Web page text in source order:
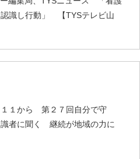
識し行動」 【TYSテレビ山
１から 第２７回自分で守
者に聞く 継続が地域の力に